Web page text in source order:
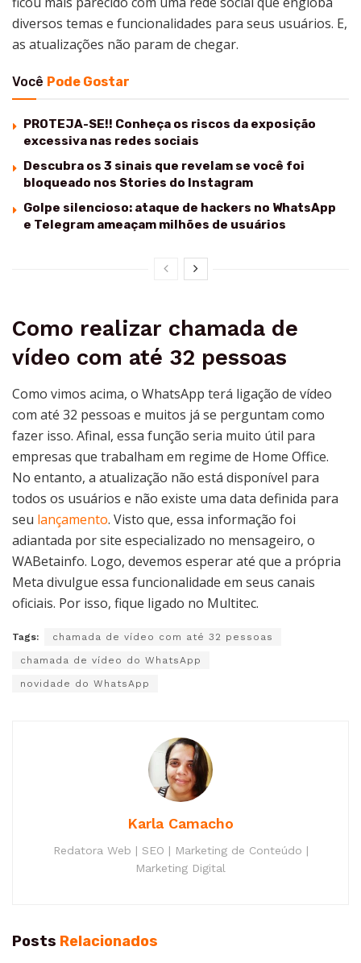
diversos temas e funcionalidades para seus usuários. E,
as atualizações não param de chegar.
Você Pode Gostar
PROTEJA-SE!! Conheça os riscos da exposição
excessiva nas redes sociais
Descubra os 3 sinais que revelam se você foi
bloqueado nos Stories do Instagram
Golpe silencioso: ataque de hackers no WhatsApp
e Telegram ameaçam milhões de usuários
Como realizar chamada de
vídeo com até 32 pessoas
Como vimos acima, o WhatsApp terá ligação de vídeo
com até 32 pessoas e muitos já se perguntam como
fazer isso. Afinal, essa função seria muito útil para
empresas que trabalham em regime de Home Office.
No entanto, a atualização não está disponível para
todos os usuários e não existe uma data definida para
seu lançamento. Visto que, essa informação foi
adiantada por site especializado no mensageiro, o
WABetainfo. Logo, devemos esperar até que a própria
Meta divulgue essa funcionalidade em seus canais
oficiais. Por isso, fique ligado no Multitec.
Tags: chamada de vídeo com até 32 pessoas
chamada de vídeo do WhatsApp
novidade do WhatsApp
Karla Camacho
Redatora Web | SEO | Marketing de Conteúdo |
Marketing Digital
Posts Relacionados